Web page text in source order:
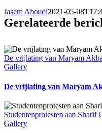
Jasem Aboudi2021-05-
Gerelateerde
De vrijlating van Maryam
Gallery
De vrijlating van Maryam
Studentenprotesten aan Sharif
Gallery